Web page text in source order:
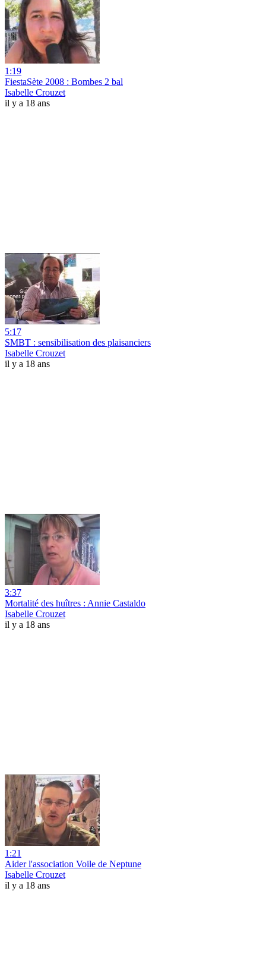
1:19
FiestaSète 2008 : Bombes 2 bal
Isabelle Crouzet
il y a 18 ans
5:17
SMBT : sensibilisation des plaisanciers
Isabelle Crouzet
il y a 18 ans
3:37
Mortalité des huîtres : Annie Castaldo
Isabelle Crouzet
il y a 18 ans
1:21
Aider l'association Voile de Neptune
Isabelle Crouzet
il y a 18 ans